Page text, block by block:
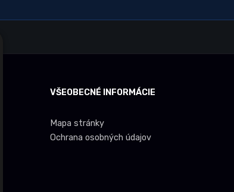
VŠEOBECNÉ INFORMÁCIE
Mapa stránky
Ochrana osobných údajov